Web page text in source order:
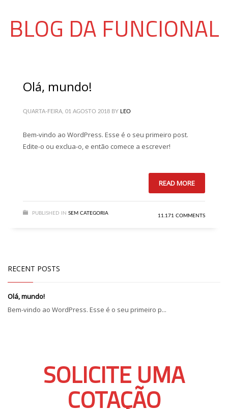
BLOG DA FUNCIONAL
Olá, mundo!
QUARTA-FEIRA, 01 AGOSTO 2018 BY LEO
Bem-vindo ao WordPress. Esse é o seu primeiro post.
Edite-o ou exclua-o, e então comece a escrever!
READ MORE
PUBLISHED IN SEM CATEGORIA 11.171 COMMENTS
RECENT POSTS
Olá, mundo!
Bem-vindo ao WordPress. Esse é o seu primeiro p...
SOLICITE UMA
COTAÇÃO